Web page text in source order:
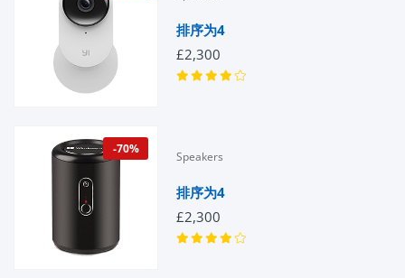
排序为4
£2,300
-70%
Speakers
排序为4
£2,300